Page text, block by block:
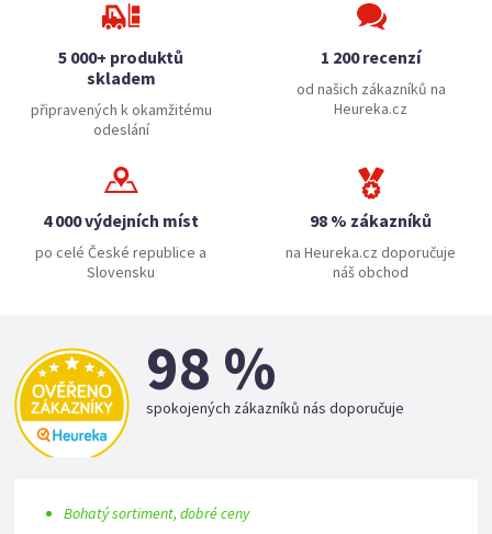
5 000+ produktů
skladem
připravených k okamžitému
odeslání
1 200 recenzí
od našich zákazníků na
Heureka.cz
4 000 výdejních míst
po celé České republice a
Slovensku
98 % zákazníků
na Heureka.cz doporučuje
náš obchod
98 %
spokojených zákazníků nás doporučuje
Bohatý sortiment, dobré ceny